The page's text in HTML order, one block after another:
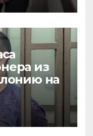
из
на